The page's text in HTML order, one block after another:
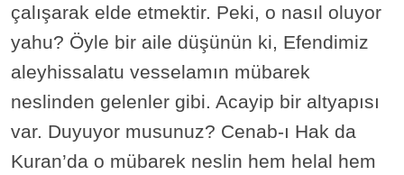
çalışarak elde etmektir. Peki, o nasıl oluyor
yahu? Öyle bir aile düşünün ki, Efendimiz
aleyhissalatu vesselamın mübarek
neslinden gelenler gibi. Acayip bir altyapısı
var. Duyuyor musunuz? Cenab-ı Hak da
Kuran’da o mübarek neslin hem helal hem